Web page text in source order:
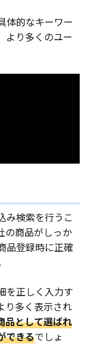
体的なキーワー
より多くのユー
み検索を行うこ
の商品がしっか
品登録時に正確
を正しく入力す
り多く表示され
品として選ばれ
できるでしょ